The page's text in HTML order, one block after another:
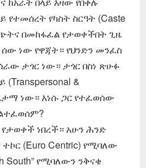
የካስት ስርዓት (Caste
በመከፋፈል የታወቀችበት ጊዜ
ሰው ነው የዋጃት። የህንድን መንፈስ
ታጎር ነው። ታጎር በስነ ጽሁፉ
&
ነው። እነሱ ጋር የተፈወሰው
ነበረች። አሁን ሕንድ
(Euro Centric) የሚባለው
South” የሚባለውን ንቅናቄ